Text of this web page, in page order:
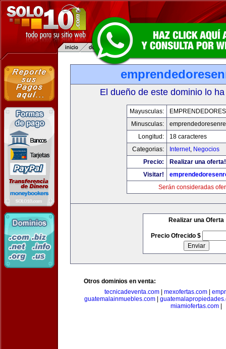
El dueño de este dominio lo
Mayusculas:
Minusculas:
Longitud:
18 caracteres
Categorias:
Internet, Negocios
Precio:
Realizar una oferta!
Visitar!
Serán consideradas
Realizar una Oferta
Precio Ofrecido $
Otros dominios en venta:
tecnicadeventa.com
mexofertas.com
guatemalainmuebles.com
miamiofertas.com